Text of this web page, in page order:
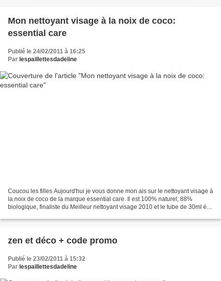
Mon nettoyant visage à la noix de coco:
essential care
Publié le 24/02/2011 à 16:25
Par lespaillettesdadeline
Coucou les filles Aujourd'hui je vous donne mon ais sur le nettoyant visage à
la noix de coco de la marque essential care. Il est 100% naturel, 88%
biologique, finaliste du Meilleur nettoyant visage 2010 et le tube de 30ml élu
zen et déco + code promo
Publié le 23/02/2011 à 15:32
Par lespaillettesdadeline